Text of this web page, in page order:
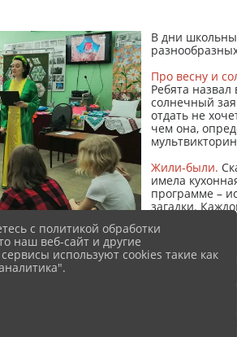
В дни
Про весну и
Ребята
солнечный
отдать не
чем она,
Жили-были.
имела
программе –
загадки.
шишки для
и
Из жизни
огромные
разных
соседях,
периода.
рисунки,
с политикой обработки
наш веб-сайт и другие
используют cookies такие как